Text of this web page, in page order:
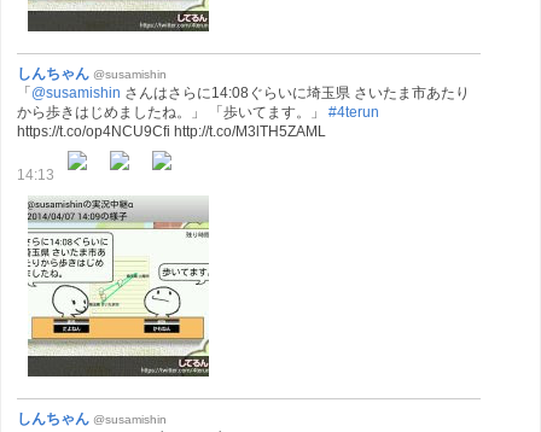
しんちゃん @susamishin
「@susamishin さんはさらに14:08ぐらいに埼玉県 さいたま市あたり
から歩きはじめましたね。」 「歩いてます。」 #4terun
https://t.co/op4NCU9Cfi http://t.co/M3lTH5ZAML
14:13
しんちゃん @susamishin